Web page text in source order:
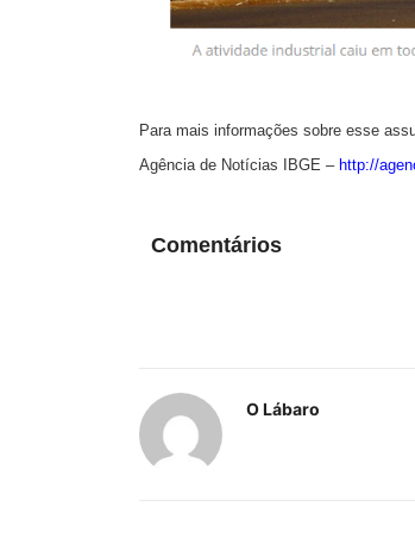
Para mais informações sobre esse
Agência de Notícias IBGE – http://
Comentários
O Lábaro